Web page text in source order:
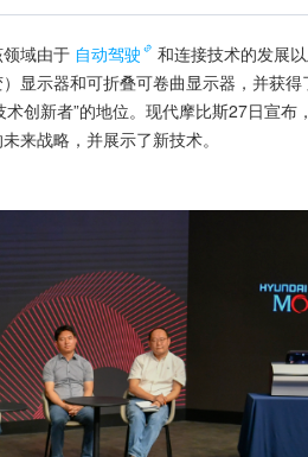
域由于 自动驾驶
和连接技术的发展
显示器和可折叠可卷曲显示器，并获得
创新者”的地位。现代摩比斯27日宣布
来战略，并展示了新技术。